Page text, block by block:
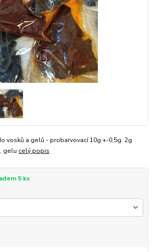
vosků a gelů - probarvovací 10g +-0,5g. 2g
gelu celý popis
5 ks